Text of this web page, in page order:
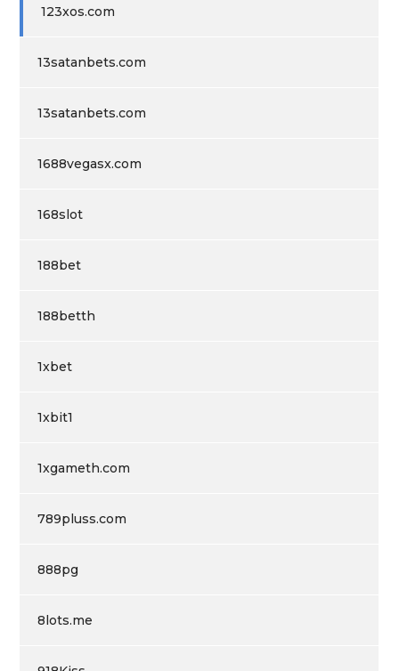
123xos.com
13satanbets.com
13satanbets.com
1688vegasx.com
168slot
188bet
188betth
1xbet
1xbit1
1xgameth.com
789pluss.com
888pg
8lots.me